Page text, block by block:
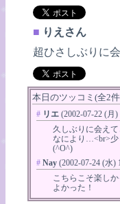
■ りえさん
超ひさしぶりに
本日のツッコミ(全2
# リエ (2002-07-22 (月)
久しぶりに会え
なにより…<br>少
(^O^)
# Nay (2002-07-24 (水)
こちらこそ楽し
よかった！